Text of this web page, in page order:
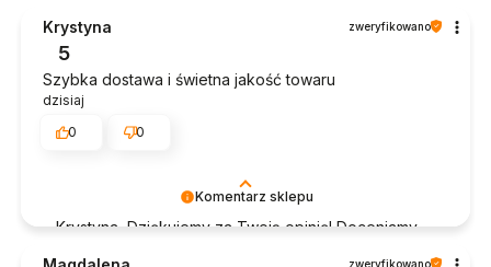
Komentarz sklepu
Krystyna, Dziękujemy za Twoją opinię! Doceniamy
Krystyna zweryfikowano
5
Szybka dostawa i świetna jakość towaru
dzisiaj
0
0
zweryfikowano